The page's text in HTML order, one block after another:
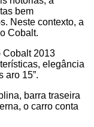
bem
Neste contexto, a
Cobalt.
Cobalt 2013
elegância
aro 15”.
barra traseira
o carro conta